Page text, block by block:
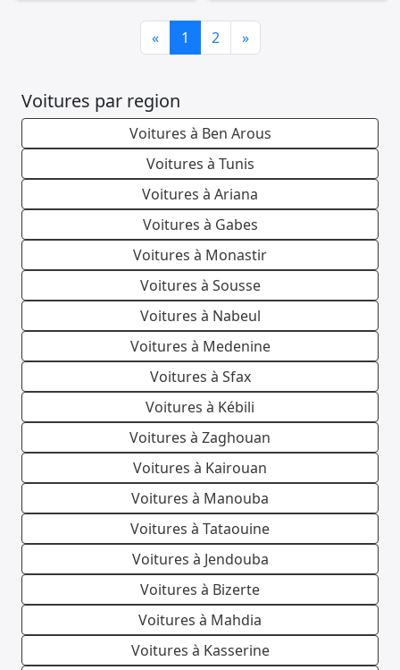
«Previous
1 2 »Next
Voitures par region
Voitures à Ben Arous
Voitures à Tunis
Voitures à Ariana
Voitures à Gabes
Voitures à Monastir
Voitures à Sousse
Voitures à Nabeul
Voitures à Medenine
Voitures à Sfax
Voitures à Kébili
Voitures à Zaghouan
Voitures à Kairouan
Voitures à Manouba
Voitures à Tataouine
Voitures à Jendouba
Voitures à Bizerte
Voitures à Mahdia
Voitures à Kasserine